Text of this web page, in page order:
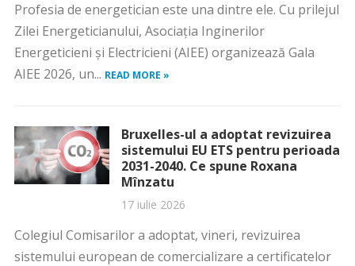
Profesia de energetician este una dintre ele. Cu prilejul
Zilei Energeticianului, Asociația Inginerilor
Energeticieni și Electricieni (AIEE) organizează Gala
AIEE 2026, un... READ MORE »
Bruxelles-ul a adoptat revizuirea
sistemului EU ETS pentru perioada
2031-2040. Ce spune Roxana
Mînzatu
17 iulie 2026
Colegiul Comisarilor a adoptat, vineri, revizuirea
sistemului european de comercializare a certificatelor